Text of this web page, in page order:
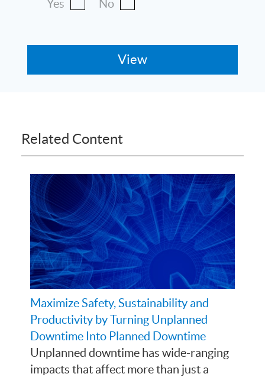
Yes No
Related Content
Maximize Safety, Sustainability and
Productivity by Turning Unplanned
Downtime Into Planned Downtime
Unplanned downtime has wide-ranging
impacts that affect more than just a